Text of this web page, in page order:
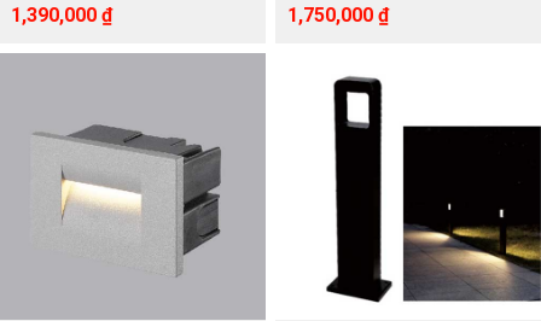
Giá
gốc
là:
1,390,000 ₫Giá
hiện
tại
Giá
gốc
3,570,000 ₫.
1,750,000 ₫Giá
hiện